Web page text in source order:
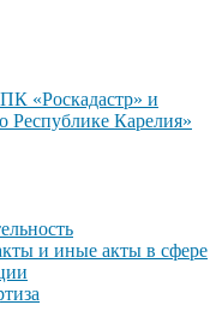
«Роскадастр» и
Республике Карелия»
и иные акты в сфере